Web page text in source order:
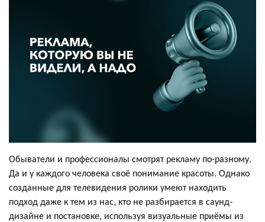
Обыватели и профессионалы смотрят рекламу по-разному.
Да и у каждого человека своё понимание красоты. Однако
созданные для телевидения ролики умеют находить
подход даже к тем из нас, кто не разбирается в саунд-
дизайне и постановке, используя визуальные приёмы из